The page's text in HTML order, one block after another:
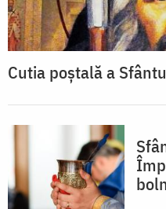
Cutia poștală a